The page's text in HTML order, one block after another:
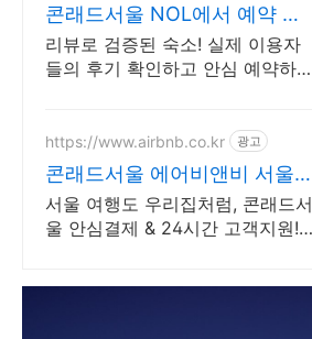
콘래드서울 NOL에서 예약 최
대 70% 더블업 할인!
리뷰로 검증된 숙소! 실제 이용자
들의 후기 확인하고 안심 예약하세
https://www.airbnb.co.kr 광고
콘래드서울 에어비앤비 서울
감성 스테이
서울 여행도 우리집처럼, 콘래드서
울 안심결제 & 24시간 고객지원!